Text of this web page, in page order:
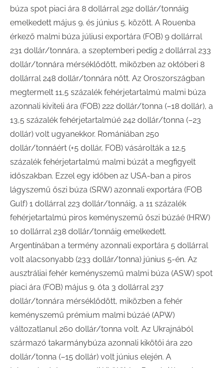
búza spot piaci ára 8 dollárral 292 dollár/tonnáig
emelkedett május 9. és június 5. között. A Rouenba
érkező malmi búza júliusi exportára (FOB) 9 dollárral
231 dollár/tonnára, a szeptemberi pedig 2 dollárral 233
dollár/tonnára mérséklődött, miközben az októberi 8
dollárral 248 dollár/tonnára nőtt. Az Oroszországban
megtermelt 11,5 százalék fehérjetartalmú malmi búza
azonnali kiviteli ára (FOB) 222 dollár/tonna (–18 dollár), a
13,5 százalék fehérjetartalmúé 242 dollár/tonna (–23
dollár) volt ugyanekkor. Romániában 250
dollár/tonnáért (+5 dollár, FOB) vásárolták a 12,5
százalék fehérjetartalmú malmi búzát a megfigyelt
időszakban. Ezzel egy időben az USA-ban a piros
lágyszemű őszi búza (SRW) azonnali exportára (FOB
Gulf) 1 dollárral 223 dollár/tonnáig, a 11 százalék
fehérjetartalmú piros keményszemű őszi búzáé (HRW)
10 dollárral 238 dollár/tonnáig emelkedett.
Argentínában a termény azonnali exportára 5 dollárral
volt alacsonyabb (233 dollár/tonna) június 5-én. Az
ausztráliai fehér keményszemű malmi búza (ASW) spot
piaci ára (FOB) május 9. óta 3 dollárral 237
dollár/tonnára mérséklődött, miközben a fehér
keményszemű prémium malmi búzáé (APW)
változatlanul 260 dollár/tonna volt. Az Ukrajnából
származó takarmánybúza azonnali kikötői ára 220
dollár/tonna (–15 dollár) volt június elején. A